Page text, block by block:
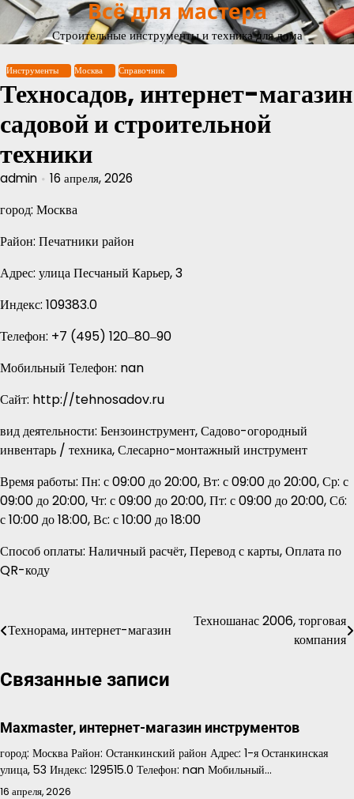
Перейти
содержимому
Всё для мастера
Строительные инструменты и техника для дома
Инструменты Москва Справочник
Техносадов, интернет-магазин
садовой и строительной
техники
admin 16 апреля, 2026
город: Москва
Район: Печатники район
Адрес: улица Песчаный Карьер, 3
Индекс: 109383.0
Телефон: +7 (495) 120‒80‒90
Мобильный Телефон: nan
Сайт: http://tehnosadov.ru
вид деятельности: Бензоинструмент, Садово-огородный
инвентарь / техника, Слесарно-монтажный инструмент
Время работы: Пн: с 09:00 до 20:00, Вт: с 09:00 до 20:00, Ср: с
09:00 до 20:00, Чт: с 09:00 до 20:00, Пт: с 09:00 до 20:00, Сб:
с 10:00 до 18:00, Вс: с 10:00 до 18:00
Способ оплаты: Наличный расчёт, Перевод с карты, Оплата по
QR-коду
Навигация
записям
Технорама, интернет-магазин
Техношанас 2006, торговая
компания
Связанные записи
Maxmaster, интернет-магазин инструментов
город: Москва Район: Останкинский район Адрес: 1-я Останкинская
улица, 53 Индекс: 129515.0 Телефон: nan Мобильный…
16 апреля, 2026